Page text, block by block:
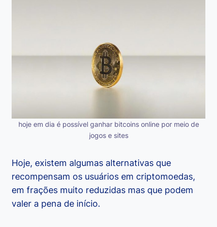
hoje em dia é possível ganhar bitcoins online por meio de
jogos e sites
Hoje, existem algumas alternativas que
recompensam os usuários em criptomoedas,
em frações muito reduzidas mas que podem
valer a pena de início.